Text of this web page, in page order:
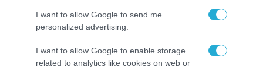
I want to allow Google to send me
personalized advertising.
I want to allow Google to enable storage
related to analytics like cookies on web or
χρηματοδότηση, αποτελεσματικότερη
στήριξη στην αντιμετώπιση της έλλειψης
επιχειρηματικό περιβάλλον.